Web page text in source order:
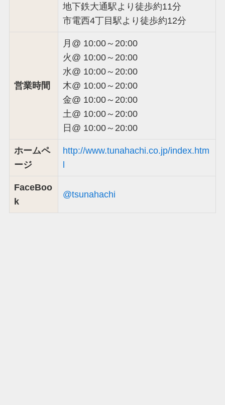
地下鉄大通駅より徒歩約11分
市電西4丁目駅より徒歩約12分
営業時間
月@ 10:00～20:00
火@ 10:00～20:00
水@ 10:00～20:00
木@ 10:00～20:00
金@ 10:00～20:00
土@ 10:00～20:00
日@ 10:00～20:00
ホームペ
ージ
http://www.tunahachi.co.jp/index.htm
l
FaceBoo
k
@tsunahachi